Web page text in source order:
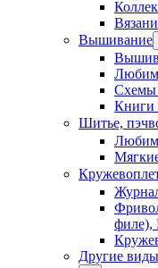
Вышивание
Схемы
Книги
Шитье,
филе),
Другие